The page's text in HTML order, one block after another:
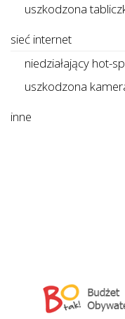
uszkodzona
sieć internet
niedziałający hot-
uszkodzona
inne